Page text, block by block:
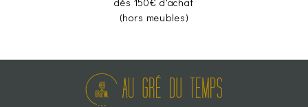
(hors meubles)